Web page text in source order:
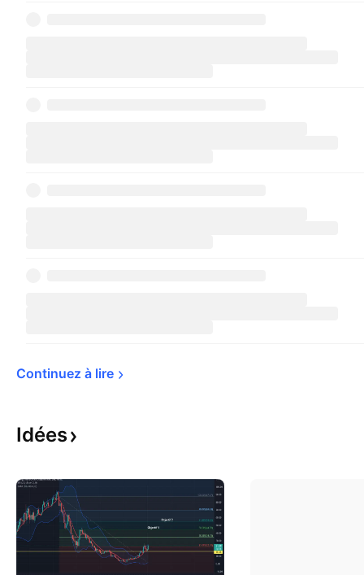
Continuez à lire
Idées